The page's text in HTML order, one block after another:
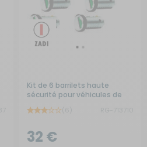
Kit de 6 barrilets haute
sécurité pour véhicules de
32 €